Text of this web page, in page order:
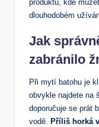
produktů, kde
dlouhodobém
Jak
zabránilo
Při mytí batohu ‍je
obvykle najdete na‌
doporučuje se prát
‍vodě. Příliš ‌horká